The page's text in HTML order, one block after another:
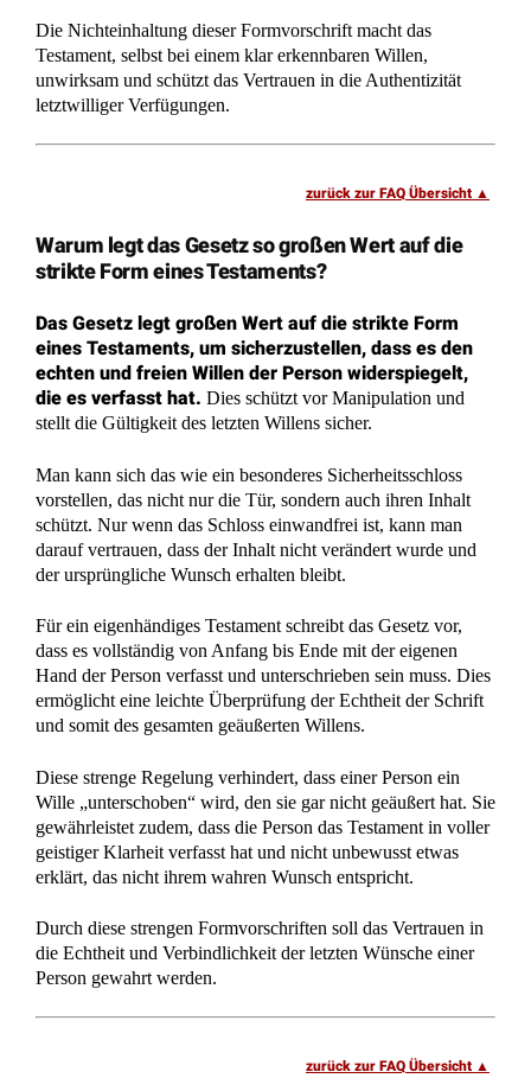
die zweijährige Frist versäumt, riskiert nicht nur hohe
Zwangsgelder von bis zu 25.000 Euro, sondern verliert auch
den gesetzlichen Anspruch auf eine kostenfreie
Umschreibung.
Jastrowsche Formel im Testament: Pflichtteil
wirksam verhindern?
Pflichtteil fordern und den überlebenden Partner finanziell
ruinieren? Eine einfache Strafklausel reicht oft nicht aus, um
den sofortigen Geldabfluss zu stoppen. Die Jastrowsche
Formel bietet hier einen mathematischen Schutzschild, der
kooperative Erben belohnt und Störenfriede wirksam
Geschiedenentestament – Testament nach
Scheidung
Geschiedenentestament: Sichern Sie Ihr Vermögen und Ihre
Kinder ab Viele Geschiedene unterschätzen die
erbrechtlichen Folgen einer Scheidung. Oftmals wird
übersehen, dass ohne ein explizites Testament die gesetzliche
Erbfolge greift – mit potenziell unerwünschten
dann wichtig Es dient dem zentralen Anliegen, Ihr Vermögen
zu schützen und Ihre Kinder bestmöglich abzusichern, ohne
[…]
Pflichtteilsanspruch als Vermögen: 3.696 €